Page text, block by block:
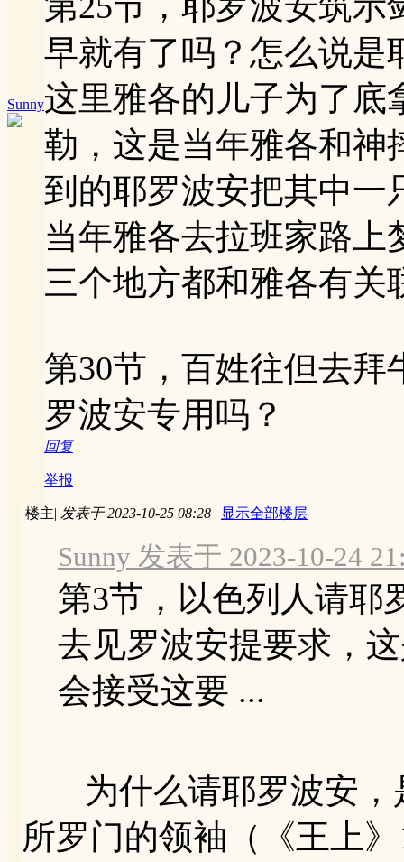
Sunny
早就有了吗？怎么说是
这里雅各的儿子为了底
勒，这是当年雅各和神
到的耶罗波安把其中一
当年雅各去拉班家路上
三个地方都和雅各有关
第30节，百姓往但去
罗波安专用吗？
回复
举报
楼主| 发表于 2023-10-25 08:28 | 显示全部楼层
Sunny 发表于 2023-10-24
第3节，以色列人请耶
去见罗波安提要求，
会接受这要 ...
为什么请耶罗波安，
所罗门的领袖（《王上